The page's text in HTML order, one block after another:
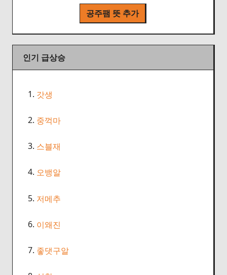
공주팸 뜻 추가
인기 급상승
1. 갓생
2. 중꺽마
3. 스블재
4. 오뱅알
5. 저메추
6. 이왜진
7. 좋댓구알